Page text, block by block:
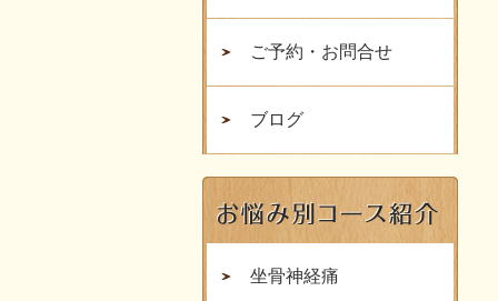
ご予約・お問合せ
ブログ
坐骨神経痛